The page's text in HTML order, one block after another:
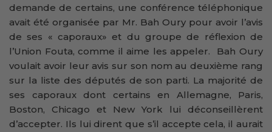
demande de certains, une conférence téléphonique
avait été organisée par Mr. Bah Oury pour avoir l’avis
de ses « caporaux» et du groupe de réflexion de
l’Union Fouta, comme il aime les appeler. Bah Oury
voulait avoir leur avis sur son nom au deuxième rang
sur la liste des députés de son parti. La majorité de
ses caporaux dont certains en Allemagne, Paris,
Boston, Chicago et New York lui déconseillèrent
d’accepter. Ils lui dirent que s’il accepte cela, il aurait